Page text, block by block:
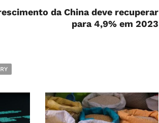
da China deve recuperar
para 4,9% em 2023